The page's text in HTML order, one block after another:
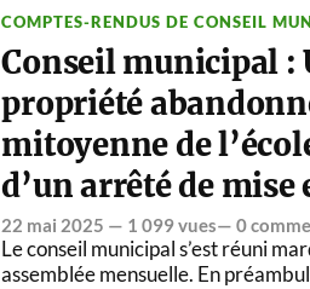
COMPTES-RENDUS DE CONSEIL
Conseil municipal :
propriété
mitoyenne de
d’un arrêté de mise
22 mai 2025 — 1 099 vues—0
Le conseil municipal s’est réuni
assemblée mensuelle. En